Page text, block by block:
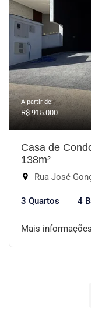
A partir de:
R$ 915.000
Casa de
138m²
Rua José
3 Quartos 4
Mais informações